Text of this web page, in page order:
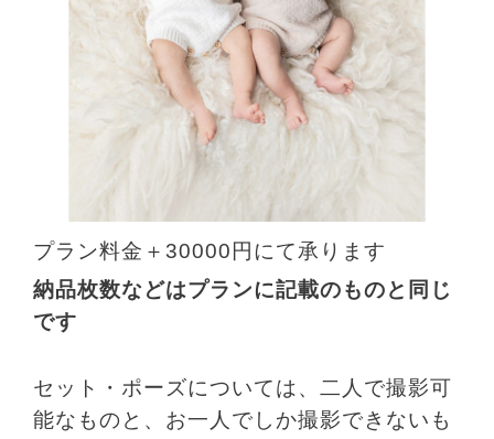
プラン料金＋30000円にて承ります
納品枚数などはプランに記載のものと 同じ
です
セット・ポーズについては、 二人で撮影可
能なものと、 お一人でしか撮影できないも